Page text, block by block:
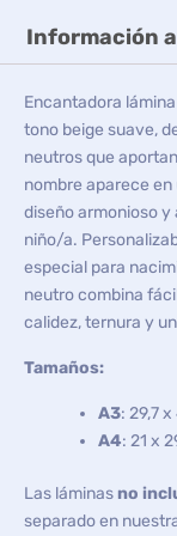
Información
Encantadora
tono beige suave,
neutros que
nombre aparece
diseño armonioso
niño/a.
especial para
neutro combina
calidez, ternura y
Tamaños:
A3: 29,7
A4: 21 x
Las láminas no
separado en